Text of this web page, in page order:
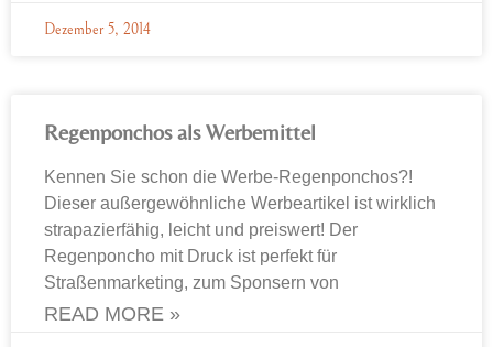
Dezember 5, 2014
Regenponchos als Werbemittel
Kennen Sie schon die Werbe-Regenponchos?!
Dieser außergewöhnliche Werbeartikel ist wirklich
strapazierfähig, leicht und preiswert! Der
Regenponcho mit Druck ist perfekt für
Straßenmarketing, zum Sponsern von
READ MORE »